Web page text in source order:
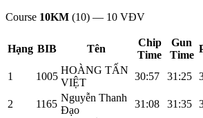
Course 10KM (10) — 10 VĐV
Hạng BIB Tên
Chip
Time
Gun
Time
1 1005
HOÀNG TẤN
VIỆT
30:57 31:25
2
1165
Nguyễn Thanh
Đạo
31:08 31:35